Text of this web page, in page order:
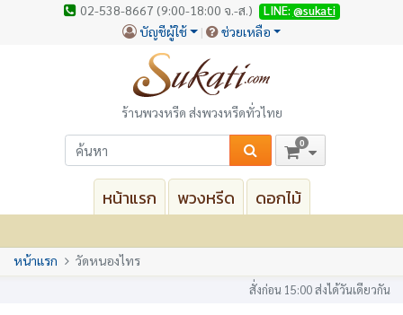
02-538-8667 (9:00-18:00 จ.-ส.) LINE: @sukati
บัญชีผู้ใช้ ช่วยเหลือ
ร้านพวงหรีด ส่งพวงหรีดทั่วไทย
0
หน้าแรก พวงหรีด ดอกไม้
หน้าแรก วัดหนองไทร
สั่งก่อน 15:00 ส่งได้วันเดียวกัน